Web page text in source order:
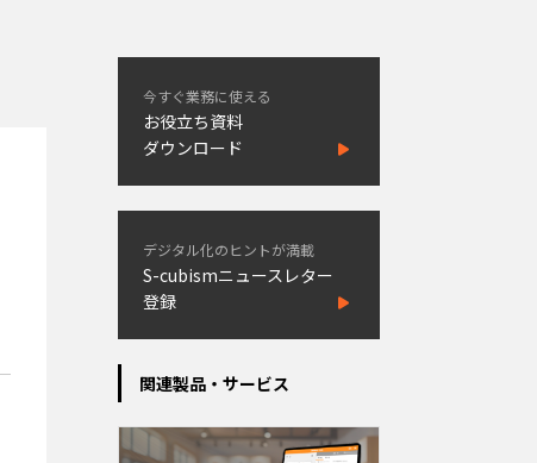
今すぐ業務に使える
お役立ち資料
ダウンロード
デジタル化のヒントが満載
S-cubismニュースレター
登録
関連製品・サービス